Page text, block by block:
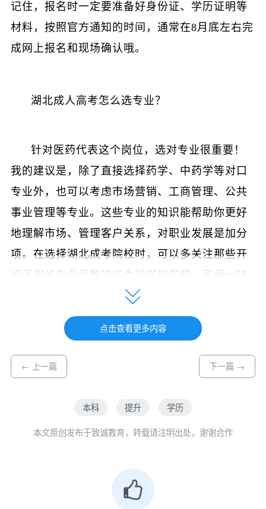
记住，报名时一定要准备好身份证、学历证明等
材料，按照官方通知的时间，通常在8月底左右完
成网上报名和现场确认哦。
湖北成人高考怎么选专业？
针对医药代表这个岗位，选对专业很重要！
我的建议是，除了直接选择药学、中药学等对口
专业外，也可以考虑市场营销、工商管理、公共
事业管理等专业。这些专业的知识能帮助你更好
地理解市场、管理客户关系，对职业发展是加分
项。在选择湖北成考院校时，可以多关注那些开
设了相关专业且教学实力较强的学校。不用一味
追求名校，适合自己、方便学习才是关键。很多
学校的湖北成人高考课程都设有线上教学，特别
适合经常出差在外的医药代表，利用碎片时间就
能学习，两不耽误。
湖北成人高考难不难考？
北成人高考的难度是相对适中的，主要考察基础
知识。专升本层次一般考政治、外语加一门专业
点击查看更多内容
← 上一篇 下一篇 →
本科 提升 学历
本文原创发布于致诚教育，转载请注明出处，谢谢合作